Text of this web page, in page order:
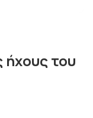
ήχους του